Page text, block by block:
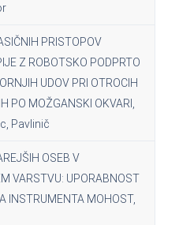
PRISTOPOV
Z ROBOTSKO PODPRTO
UDOV PRI OTROCIH
PO MOŽGANSKI OKVARI,
Pavlinič
OSEB V
VARSTVU: UPORABNOST
INSTRUMENTA MOHOST,